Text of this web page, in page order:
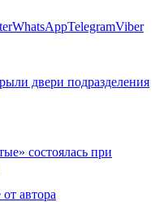
WhatsAppTelegramViber
двери подразделения
состоялась при
автора